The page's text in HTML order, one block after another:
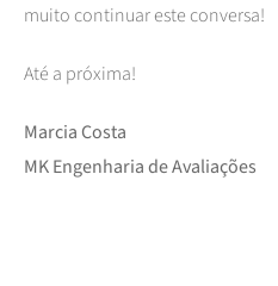
muito continuar este conversa!
Até a próxima!
Marcia Costa
MK Engenharia de Avaliações